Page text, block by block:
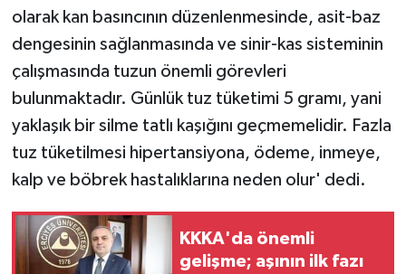
olarak kan basıncının düzenlenmesinde, asit-baz
dengesinin sağlanmasında ve sinir-kas sisteminin
çalışmasında tuzun önemli görevleri
bulunmaktadır. Günlük tuz tüketimi 5 gramı, yani
yaklaşık bir silme tatlı kaşığını geçmemelidir. Fazla
tuz tüketilmesi hipertansiyona, ödeme, inmeye,
kalp ve böbrek hastalıklarına neden olur' dedi.
KKKA'da önemli
gelişme; aşının ilk fazı